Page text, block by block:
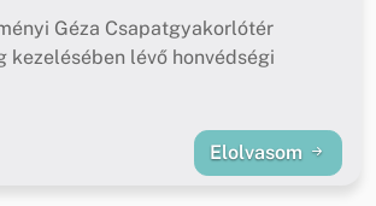
Géza Csapatgyakorlótér
kezelésében lévő honvédségi
Elolvasom